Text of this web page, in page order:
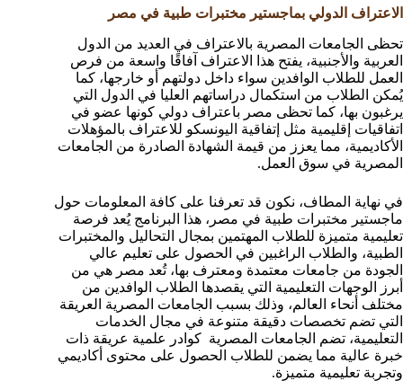
الاعتراف الدولي بماجستير مختبرات طبية في مصر
تحظى الجامعات المصرية بالاعتراف في العديد من الدول
العربية والأجنبية، يفتح هذا الاعتراف آفاقًا واسعة من فرص
العمل للطلاب الوافدين سواء داخل دولتهم أو خارجها، كما
يُمكن الطلاب من استكمال دراساتهم العليا في الدول التي
يرغبون بها، كما تحظى مصر باعتراف دولي كونها عضو في
اتفاقيات إقليمية مثل إتفاقية اليونسكو للاعتراف بالمؤهلات
الأكاديمية، مما يعزز من قيمة الشهادة الصادرة من الجامعات
المصرية في سوق العمل.
في نهاية المطاف، نكون قد تعرفنا على كافة المعلومات حول
ماجستير مختبرات طبية في مصر، هذا البرنامج يُعد فرصة
تعليمية متميزة للطلاب المهتمين بمجال التحاليل والمختبرات
الطبية، والطلاب الراغبين في الحصول على تعليم عالي
الجودة من جامعات معتمدة ومعترف بها، تُعد مصر هي من
أبرز الوجهات التعليمية التي يقصدها الطلاب الوافدين من
مختلف أنحاء العالم، وذلك بسبب الجامعات المصرية العريقة
التي تضم تخصصات دقيقة متنوعة في مجال الخدمات
التعليمية، تضم الجامعات المصرية كوادر علمية عريقة ذات
خبرة عالية مما يضمن للطلاب الحصول على محتوى أكاديمي
وتجربة تعليمية متميزة.